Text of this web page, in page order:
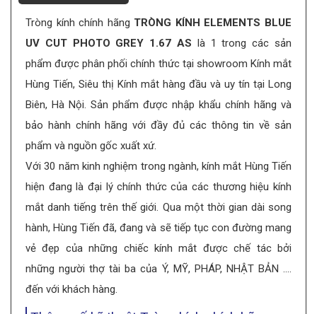
Tròng kính chính hãng TRÒNG KÍNH ELEMENTS BLUE
UV CUT PHOTO GREY 1.67 AS là 1 trong các sản
phẩm được phân phối chính thức tại showroom Kính mắt
Hùng Tiến, Siêu thị Kính mắt hàng đầu và uy tín tại Long
Biên, Hà Nội. Sản phẩm được nhập khẩu chính hãng và
bảo hành chính hãng với đầy đủ các thông tin về sản
phẩm và nguồn gốc xuất xứ.
Với 30 năm kinh nghiệm trong ngành, kính mắt Hùng Tiến
hiện đang là đại lý chính thức của các thương hiệu kính
mắt danh tiếng trên thế giới. Qua một thời gian dài song
hành, Hùng Tiến đã, đang và sẽ tiếp tục con đường mang
vẻ đẹp của những chiếc kính mắt được chế tác bởi
những người thợ tài ba của Ý, MỸ, PHÁP, NHẬT BẢN ….
đến với khách hàng.